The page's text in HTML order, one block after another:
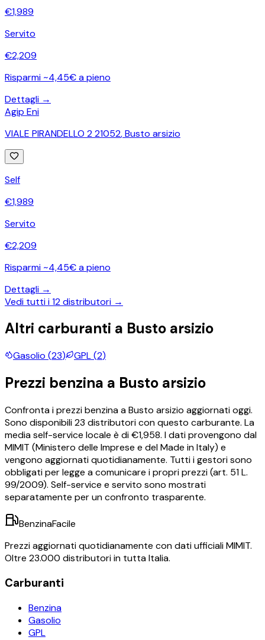
€1,989
Servito
€2,209
Risparmi ~4,45€ a pieno
Dettagli →
Agip Eni
VIALE PIRANDELLO 2 21052,Busto arsizio
Self
€1,989
Servito
€2,209
Risparmi ~4,45€ a pieno
Dettagli →
Vedi tutti i12distributori →
Altri carburanti a Busto arsizio
Gasolio (23) GPL(2)
Prezzi benzina a Busto arsizio
Confronta i prezzibenzinaaBusto arsizio aggiornati oggi.
Sono disponibili23 distributori con questo carburante. La
media self-service locale è di €1,958. I dati provengono dal
MIMIT (Ministero delle Imprese e del Made in Italy) e
vengono aggiornati quotidianamente. Tutti i gestori sono
obbligati per legge a comunicare i propri prezzi (art. 51 L.
99/2009). Self-service e servito sono mostrati
separatamente per un confronto trasparente.
BenzinaFacile
Prezzi aggiornati quotidianamente con dati ufficiali MIMIT.
Oltre 23.000 distributori in tutta Italia.
Carburanti
Benzina
Gasolio
GPL